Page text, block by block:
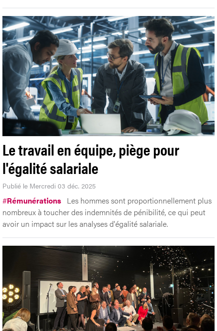
Le travail en équipe, piège pour
l'égalité salariale
Publié le Mercredi 03 déc. 2025
#Rémunérations Les hommes sont proportionnellement plus
nombreux à toucher des indemnités de pénibilité, ce qui peut
avoir un impact sur les analyses d'égalité salariale.